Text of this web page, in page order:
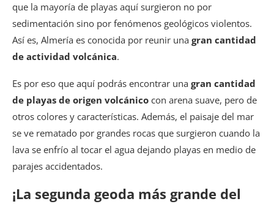
que la mayoría de playas aquí surgieron no por
sedimentación sino por fenómenos geológicos violentos.
Así es, Almería es conocida por reunir una gran cantidad
de actividad volcánica.
Es por eso que aquí podrás encontrar una gran cantidad
de playas de origen volcánico con arena suave, pero de
otros colores y características. Además, el paisaje del mar
se ve rematado por grandes rocas que surgieron cuando la
lava se enfrío al tocar el agua dejando playas en medio de
parajes accidentados.
¡La segunda geoda más grande del